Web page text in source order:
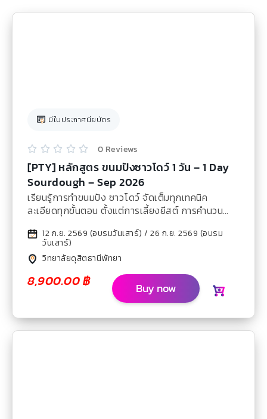
มีใบประกาศนียบัตร
     0 Reviews
[PTY] หลักสูตร ขนมปังซาวโดว์ 1 วัน – 1 Day
Sourdough – Sep 2026
เรียนรู้การทำขนมปัง ซาวโดว์ จัดเต็มทุกเทคนิค
ละเอียดทุกขั้นตอน ตั้งแต่การเลี้ยงยีสต์ การคำนวน
เหมาะสำหรับนำไปขายในคาเฟ่ หรือ Coffee shop ใน
โรงแรม
12 ก.ย. 2569 (อบรมวันเสาร์) / 26 ก.ย. 2569 (อบรม
วันเสาร์)
วิทยาลัยดุสิตธานีพัทยา
8,900.00฿ Buy now